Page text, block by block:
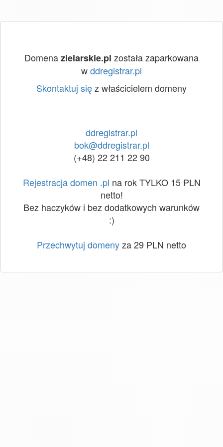
Domenazielarskie.pl została zaparkowana
wddregistrar.pl
Skontaktuj sięz właścicielem domeny
ddregistrar.pl
bok@ddregistrar.pl
(+48) 22 211 22 90
Rejestracja domen .pl na rok TYLKO 15 PLN
netto!
Bez haczyków i bez dodatkowych warunków
:)
Przechwytuj domenyza 29 PLN netto